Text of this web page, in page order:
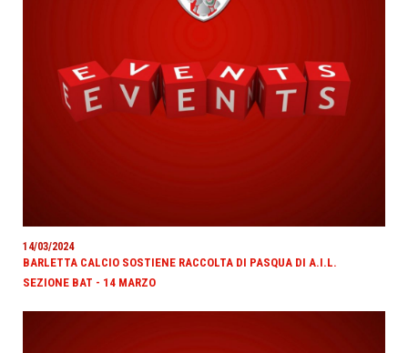
14/03/2024
BARLETTA CALCIO SOSTIENE RACCOLTA DI PASQUA DI A.I.L.
SEZIONE BAT - 14 MARZO